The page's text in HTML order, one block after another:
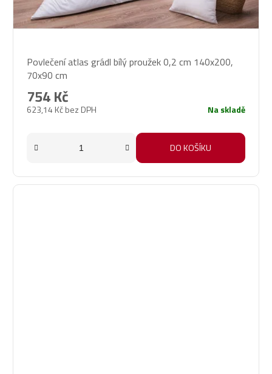
hodnocení
produktu
je
5,0
hvězdiček.
Povlečení atlas grádl bílý proužek 0,2 cm 140x200,
70x90 cm
623,14 Kč bez DPH
754 Kč
Na skladě
DO KOŠÍKU